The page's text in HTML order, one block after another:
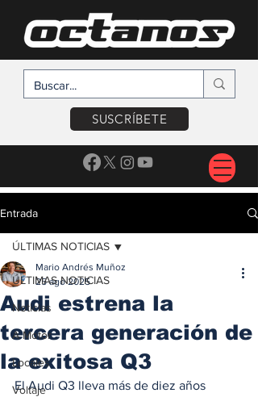
SUSCRÍBETE
Entrada
ÚLTIMAS NOTICIAS
Noticias
A Motor
Locales
Voltaje
ÚLTIMAS NOTICIAS
Audi estrena la
tercera generación de
la exitosa Q3
Mario Andrés Muñoz
25 ago 2025
El Audi Q3 lleva más de diez años